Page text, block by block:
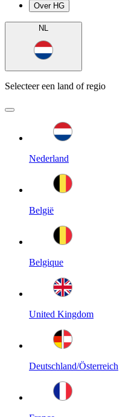
Over HG
NL
Selecteer een land of regio
Nederland
België
Belgique
United Kingdom
Deutschland/Österreich